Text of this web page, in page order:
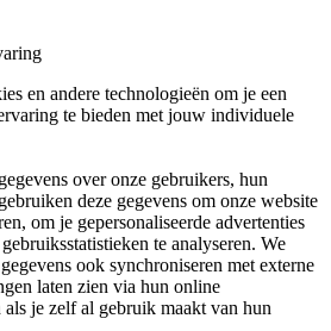
en andere technologieën om je een
te bieden met jouw individuele
over onze gebruikers, hun
deze gegevens om onze website
om je gepersonaliseerde advertenties
te analyseren. We
ook synchroniseren met externe
laten zien via hun online
als je zelf al gebruik maakt van hun